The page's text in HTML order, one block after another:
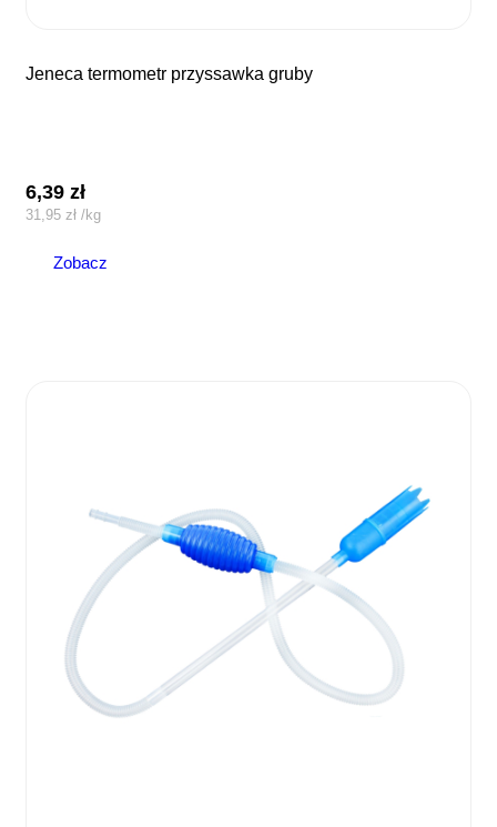
jeneca termometr przyssawka gruby
6,39zł
31,95 zł /kg
Zobacz